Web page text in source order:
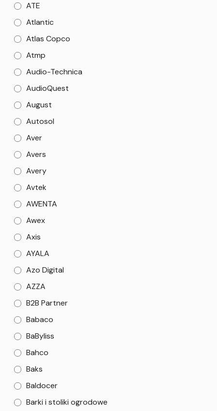
ATE
Atlantic
Atlas Copco
Atmp
Audio-Technica
AudioQuest
August
Autosol
Aver
Avers
Avery
Avtek
AWENTA
Awex
Axis
AYALA
Azo Digital
AZZA
B2B Partner
Babaco
BaByliss
Bahco
Baks
Baldocer
Barki i stoliki ogrodowe